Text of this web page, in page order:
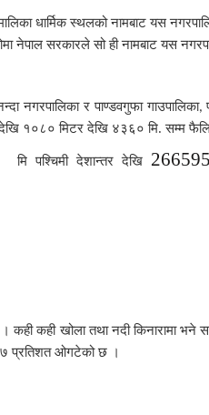
धार्मिक स्थलको नामबाट यस
नेपाल सरकारले सो ही नामबाट यस
नगरपालिका र पाण्डवगुफा गाउपालिका,
देखि १०८० मिटर देखि ४३६० मि. सम्म
मि पश्चिमी देशान्तर देखि
कही खोला तथा नदी किनारामा
प्रतिशत ओगटेको छ ।